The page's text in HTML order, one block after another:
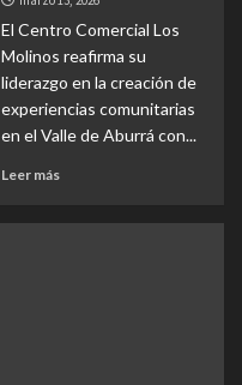
El Centro Comercial Los
Molinos reafirma su
liderazgo en la creación de
experiencias comunitarias
en el Valle de Aburrá con...
Leer más